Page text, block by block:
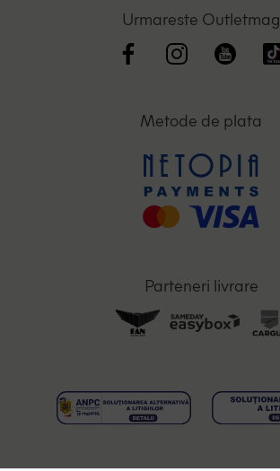
Urmareste Outletmag
Metode de plata
Parteneri livrare